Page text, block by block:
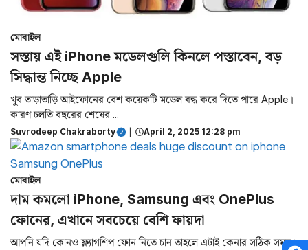
মোবাইল
সস্তায় এই iPhone মডেলগুলি কিনলে পস্তাবেন, বড়
সিদ্ধান্ত নিচ্ছে Apple
খুব তাড়াতাড়ি আইফোনের বেশ কয়েকটি মডেল বন্ধ করে দিতে পারে Apple।
কারণ চলতি বছরের শেষের ...
Suvrodeep Chakraborty April 2, 2025 12:28 pm
মোবাইল
দাম কমলো iPhone, Samsung এবং OnePlus
ফোনের, এখানে সবচেয়ে বেশি ফায়দা
আপনি যদি কোনও ফ্ল্যাগশিপ ফোন নিতে চান তাহলে এটাই কেনার সঠিক সময়।